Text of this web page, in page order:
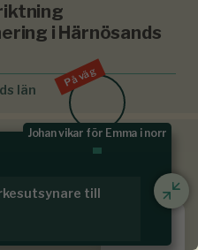
i Härnösands
län
På väg
Johan vikar för Emma i norr
till
/